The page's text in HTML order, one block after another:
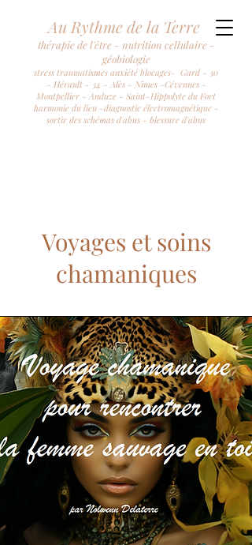
Au Rythme de la Terre
thérapie de l'être - nutrition cellulaire -
géobiologie
stress traumatismes anxiété blocages- Gard - 30
- Hérault - 34 - Alès - Nîmes -Cévennes -
Montpellier - Anduze - Saint-Hippolyte du Fort
harmonie du lieu -diagnostic électromagnétique -
sortir des schémas d'abus - blessure d'abus
Voyages et soins
chamaniques